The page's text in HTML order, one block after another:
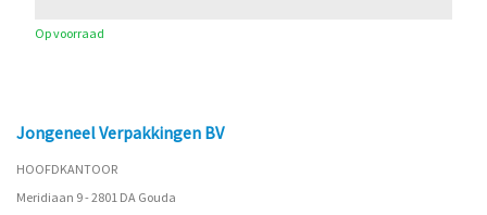
Op voorraad
Jongeneel Verpakkingen BV
HOOFDKANTOOR
Meridiaan 9 - 2801 DA Gouda